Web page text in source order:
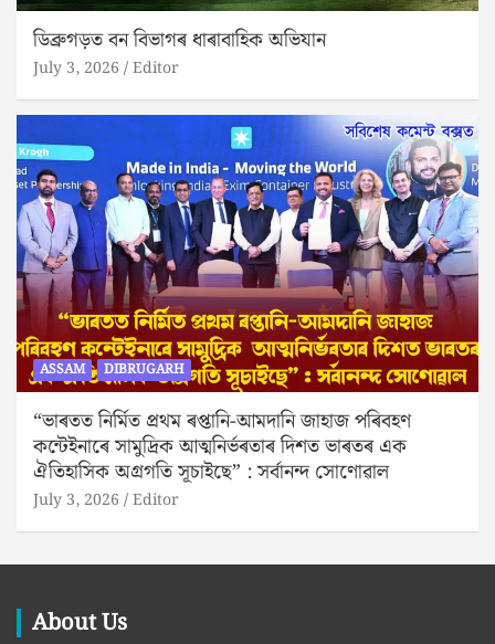
ডিব্ৰুগড়ত বন বিভাগৰ ধাৰাবাহিক অভিযান
July 3, 2026 Editor
ASSAM DIBRUGARH
“ভাৰতত নিৰ্মিত প্ৰথম ৰপ্তানি-আমদানি জাহাজ পৰিবহণ
কন্টেইনাৰে সামুদ্রিক আত্মনিৰ্ভৰতাৰ দিশত ভাৰতৰ এক
ঐতিহাসিক অগ্রগতি সূচাইছে” : সর্বানন্দ সোণোৱাল
July 3, 2026 Editor
About Us